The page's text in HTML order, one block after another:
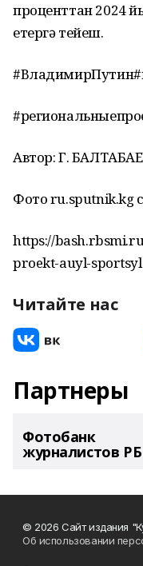
проценттан 2024
етергә тейеш.
Автор: Г.
Фото ru.sputnik.kg
https://
proekt-auyl-
Читайте нас
Партнеры
Фотобанк
журналистов РБ
© 2026 Сайт издания
Об использовании